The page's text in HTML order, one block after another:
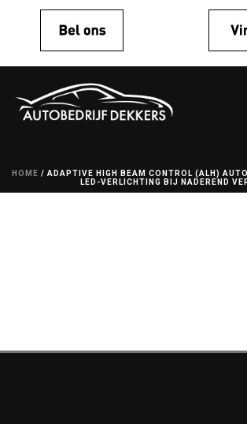
HOME / ADAPTIVE HIGH BEAM CONTROL (ALH)
LED-VERLICHTING BIJ NADEREND